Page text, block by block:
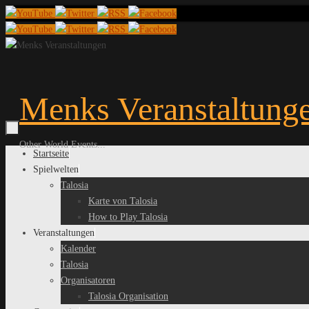
Zum
Inhalt
springen
Menks
Other World Events...
Zum
Inhalt
Startseite
Spielwelten
Talosia
Karte von Talosia
How to Play Talosia
Veranstaltungen
Kalender
Talosia
Organisatoren
Talosia Organisation